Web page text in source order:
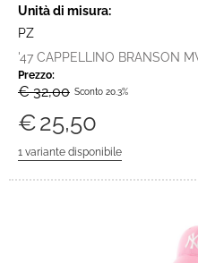
Unità di misura:
PZ
'47 CAPPELLINO BRANSON
Prezzo:
€ 32,00 Sconto 20.3%
€25,50